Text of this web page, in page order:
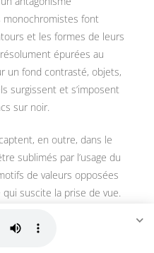
monochromistes font
et les formes de leurs
épurées au
un fond contrasté, objets,
surgissent et s’imposent
sur noir.
en outre, dans le
sublimés par l’usage du
de valeurs opposées
suscite la prise de vue.
un arrière-plan